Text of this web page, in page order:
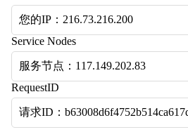
您的IP：216.73.216.200
Service Nodes
服务节点：117.149.202.83
RequestID
请求ID：